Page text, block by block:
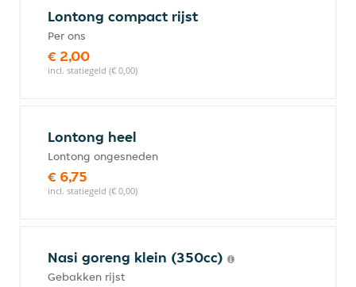
Lontong compact rijst
Per ons
€ 2,00
incl. statiegeld (€ 0,00)
Lontong heel
Lontong ongesneden
€ 6,75
incl. statiegeld (€ 0,00)
Nasi goreng klein (350cc)
Gebakken rijst